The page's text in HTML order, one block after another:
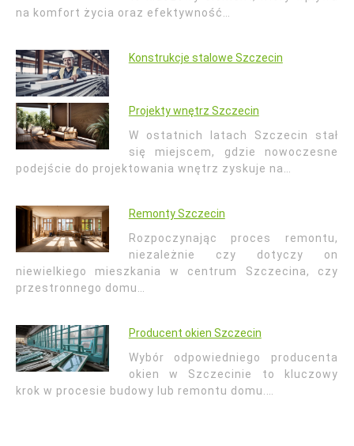
na komfort życia oraz efektywność…
Konstrukcje stalowe Szczecin
Projekty wnętrz Szczecin
W ostatnich latach Szczecin stał
się miejscem, gdzie nowoczesne
podejście do projektowania wnętrz zyskuje na…
Remonty Szczecin
Rozpoczynając proces remontu,
niezależnie czy dotyczy on
niewielkiego mieszkania w centrum Szczecina, czy
przestronnego domu…
Producent okien Szczecin
Wybór odpowiedniego producenta
okien w Szczecinie to kluczowy
krok w procesie budowy lub remontu domu.…